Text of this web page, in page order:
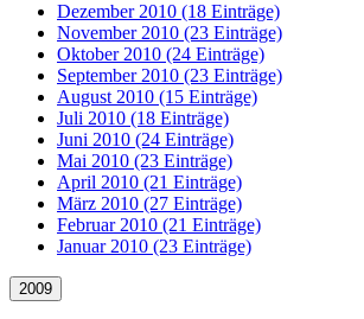
Dezember 2010 (18 Einträge)
November 2010 (23 Einträge)
Oktober 2010 (24 Einträge)
September 2010 (23 Einträge)
August 2010 (15 Einträge)
Juli 2010 (18 Einträge)
Juni 2010 (24 Einträge)
Mai 2010 (23 Einträge)
April 2010 (21 Einträge)
März 2010 (27 Einträge)
Februar 2010 (21 Einträge)
Januar 2010 (23 Einträge)
2009